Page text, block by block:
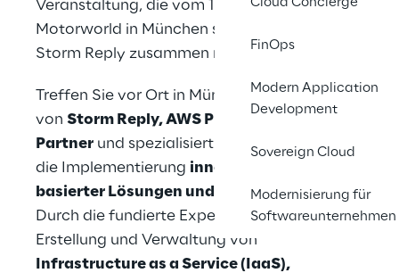
FinOps
Modern Application
Development
Sovereign Cloud
Modernisierung für
Softwareunternehmen
Veranstaltung, die vom 16.-17.10.2024 in der
Motorworld in München stattfindet, ist
Storm Reply zusammen mit AWS.
Treffen Sie vor Ort in München die Experten
von Storm Reply, AWS Premier Consulting
Partner und spezialisiert auf das Design und
die Implementierung innovativer Cloud-
basierter Lösungen und Dienstleistungen.
Durch die fundierte Expertise in der
Erstellung und Verwaltung von
Infrastructure as a Service (IaaS),